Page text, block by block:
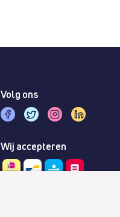
Volg ons
Wij accepteren